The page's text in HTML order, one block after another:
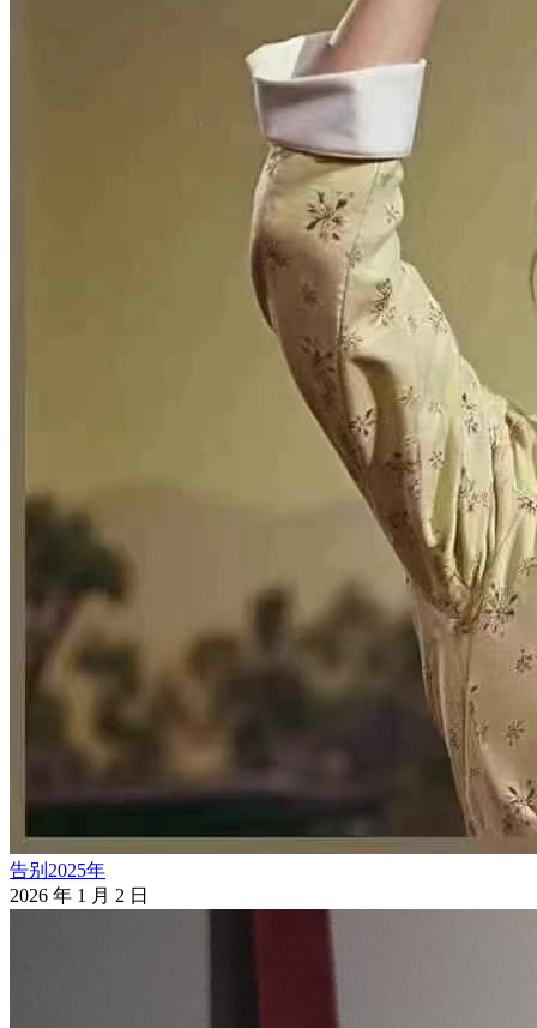
告别2025年
2026 年 1 月 2 日